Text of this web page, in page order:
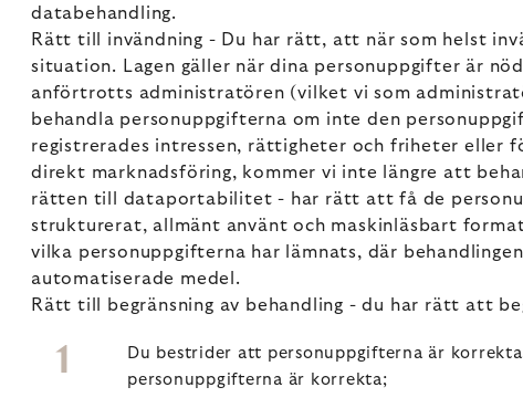
databehandling.
Rätt till invändning - Du har rätt, att när som helst
situation. Lagen gäller när dina personuppgifter är
anförtrotts administratören (vilket vi som
behandla personuppgifterna om inte den
registrerades intressen, rättigheter och friheter eller
direkt marknadsföring, kommer vi inte längre att
rätten till dataportabilitet - har rätt att få de
strukturerat, allmänt använt och maskinläsbart
vilka personuppgifterna har lämnats, där
automatiserade medel.
Rätt till begränsning av behandling - du har rätt att
Du bestrider att personuppgifterna är
personuppgifterna är korrekta;